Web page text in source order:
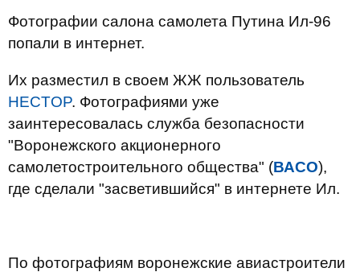
Фотографии салона самолета Путина Ил-96
попали в интернет.
Их разместил в своем ЖЖ пользователь
HECTOP. Фотографиями уже
заинтересовалась служба безопасности
"Воронежского акционерного
самолетостроительного общества" (ВАСО),
где сделали "засветившийся" в интернете Ил.
По фотографиям воронежские авиастроители